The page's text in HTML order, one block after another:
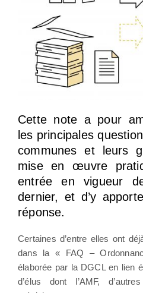
Cette note a pour
les principales
communes et leurs
mise en œuvre
entrée en vigueur
dernier, et d’y
réponse.
Certaines d’entre elles ont
dans la « FAQ –
élaborée par la DGCL en lien
d’élus dont l’AMF,